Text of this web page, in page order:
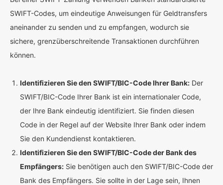
SWIFT-Codes, um eindeutige Anweisungen für Geldtransfers
aneinander zu senden und zu empfangen, wodurch sie
sichere, grenzüberschreitende Transaktionen durchführen
können.
Identifizieren Sie den SWIFT/BIC-Code Ihrer Bank: Der
SWIFT/BIC-Code Ihrer Bank ist ein internationaler Code,
der Ihre Bank eindeutig identifiziert. Sie finden diesen
Code in der Regel auf der Website Ihrer Bank oder indem
Sie den Kundendienst kontaktieren.
Identifizieren Sie den SWIFT/BIC-Code der Bank des
Empfängers: Sie benötigen auch den SWIFT/BIC-Code der
Bank des Empfängers. Sie sollte in der Lage sein, Ihnen